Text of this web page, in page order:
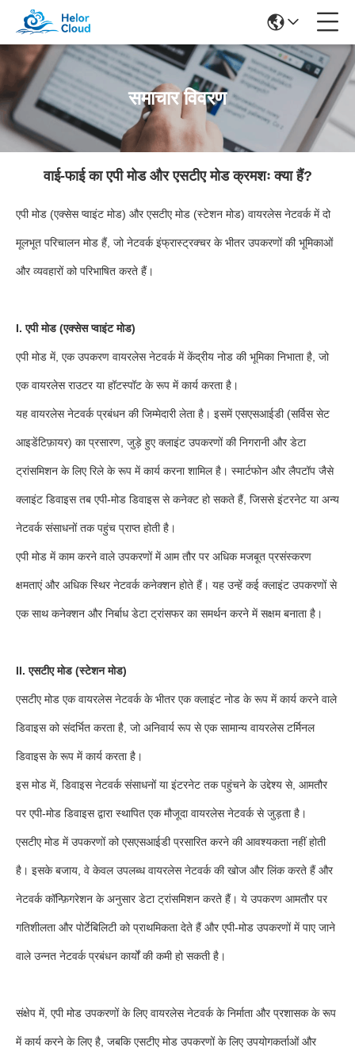
समाचार विवरण
वाई-फाई का एपी मोड और एसटीए मोड क्रमशः क्या हैं?
एपी मोड (एक्सेस प्वाइंट मोड) और एसटीए मोड (स्टेशन मोड) वायरलेस नेटवर्क में दो
मूलभूत परिचालन मोड हैं, जो नेटवर्क इंफ्रास्ट्रक्चर के भीतर उपकरणों की भूमिकाओं
और व्यवहारों को परिभाषित करते हैं।
I. एपी मोड (एक्सेस प्वाइंट मोड)
एपी मोड में, एक उपकरण वायरलेस नेटवर्क में केंद्रीय नोड की भूमिका निभाता है, जो
एक वायरलेस राउटर या हॉटस्पॉट के रूप में कार्य करता है।
यह वायरलेस नेटवर्क प्रबंधन की जिम्मेदारी लेता है। इसमें एसएसआईडी (सर्विस सेट
आइडेंटिफ़ायर) का प्रसारण, जुड़े हुए क्लाइंट उपकरणों की निगरानी और डेटा
ट्रांसमिशन के लिए रिले के रूप में कार्य करना शामिल है। स्मार्टफोन और लैपटॉप जैसे
क्लाइंट डिवाइस तब एपी-मोड डिवाइस से कनेक्ट हो सकते हैं, जिससे इंटरनेट या अन्य
नेटवर्क संसाधनों तक पहुंच प्राप्त होती है।
एपी मोड में काम करने वाले उपकरणों में आम तौर पर अधिक मजबूत प्रसंस्करण
क्षमताएं और अधिक स्थिर नेटवर्क कनेक्शन होते हैं। यह उन्हें कई क्लाइंट उपकरणों से
एक साथ कनेक्शन और निर्बाध डेटा ट्रांसफर का समर्थन करने में सक्षम बनाता है।
II. एसटीए मोड (स्टेशन मोड)
एसटीए मोड एक वायरलेस नेटवर्क के भीतर एक क्लाइंट नोड के रूप में कार्य करने वाले
डिवाइस को संदर्भित करता है, जो अनिवार्य रूप से एक सामान्य वायरलेस टर्मिनल
डिवाइस के रूप में कार्य करता है।
इस मोड में, डिवाइस नेटवर्क संसाधनों या इंटरनेट तक पहुंचने के उद्देश्य से, आमतौर
पर एपी-मोड डिवाइस द्वारा स्थापित एक मौजूदा वायरलेस नेटवर्क से जुड़ता है।
एसटीए मोड में उपकरणों को एसएसआईडी प्रसारित करने की आवश्यकता नहीं होती
है। इसके बजाय, वे केवल उपलब्ध वायरलेस नेटवर्क की खोज और लिंक करते हैं और
नेटवर्क कॉन्फ़िगरेशन के अनुसार डेटा ट्रांसमिशन करते हैं। ये उपकरण आमतौर पर
गतिशीलता और पोर्टेबिलिटी को प्राथमिकता देते हैं और एपी-मोड उपकरणों में पाए जाने
वाले उन्नत नेटवर्क प्रबंधन कार्यों की कमी हो सकती है।
संक्षेप में, एपी मोड उपकरणों के लिए वायरलेस नेटवर्क के निर्माता और प्रशासक के रूप
में कार्य करने के लिए है, जबकि एसटीए मोड उपकरणों के लिए उपयोगकर्ताओं और